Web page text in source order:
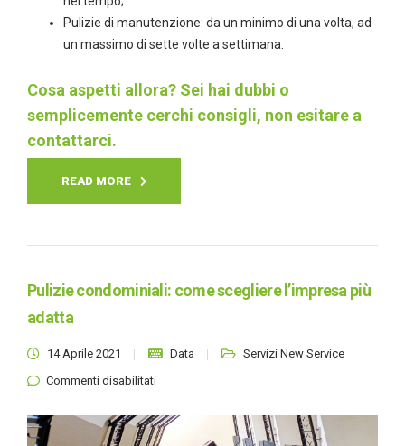
Pulizie di manutenzione: da un minimo di una volta, ad
un massimo di sette volte a settimana.
Cosa aspetti allora? Sei hai dubbi o
semplicemente cerchi consigli, non esitare a
contattarci.
READ MORE
Pulizie condominiali: come scegliere l’impresa più
adatta
14 Aprile 2021 Data
Servizi New Service
Commenti disabilitatisu Pulizie condominiali: come scegliere